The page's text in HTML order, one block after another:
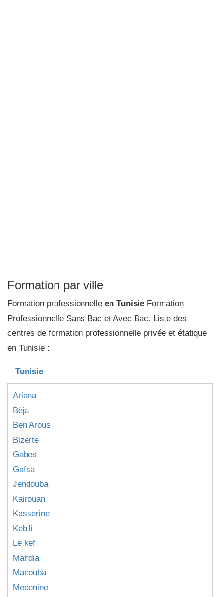
Formation par ville
Formation professionnelle en Tunisie Formation
Professionnelle Sans Bac et Avec Bac. Liste des
centres de formation professionnelle privée et étatique
en Tunisie :
Tunisie
Ariana
Béja
Ben Arous
Bizerte
Gabes
Gafsa
Jendouba
Kairouan
Kasserine
Kebili
Le kef
Mahdia
Manouba
Medenine